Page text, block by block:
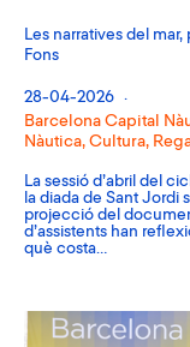
Les narratives del
Fons
28-04-2026
Barcelona Capital
Nàutica, Cultura,
La sessió d’abril del
la diada de Sant Jordi
projecció del
d’assistents han
què costa…